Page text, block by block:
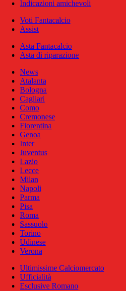
Indicazioni amichevoli
Voti Fantacalcio
Assist
Asta Fantacalcio
Asta di riparazione
News
Atalanta
Bologna
Cagliari
Como
Cremonese
Fiorentina
Genoa
Inter
Juventus
Lazio
Lecce
Milan
Napoli
Parma
Pisa
Roma
Sassuolo
Torino
Udinese
Verona
Ultimissime Calciomercato
Ufficialità
Esclusive Romano